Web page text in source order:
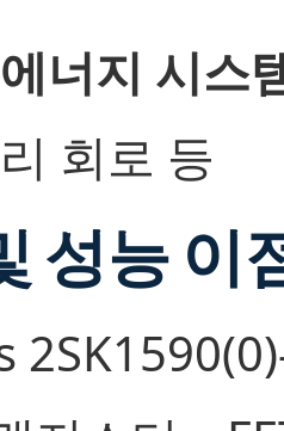
너지 시스
회로 등
성능 이